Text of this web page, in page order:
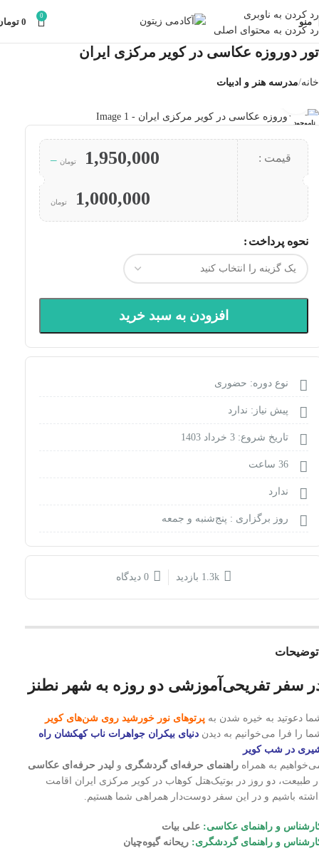
رد کردن به ناوبری
رد کردن به محتوای اصلی
منو
0
0
تور دو‌روزه عکاسی در کویر مرکزی ایران
خانه مدرسه هنر و ادبیات
ناموجود
قیمت : 1,950,000 تومان –
1,000,000 تومان
نحوه پرداخت
افزودن به سبد خرید
نوع دوره: حضوری
پیش نیاز: ندارد
تاریخ شروع: 3 خرداد 1403
36 ساعت
ندارد
روز برگزاری : پنج‌شنبه و جمعه
1.3k بازدید 0 دیدگاه
توضیحات
سفر تفریحی‌آموزشی دو روزه به شهر نطنز
دعوتید به خیره شدن به پرتوهای نور خورشید روی شن‌های کویر
را فرا می‌خوانیم به دیدن دنیای بیکران جواهرات ناب کهکشان راه
در شب کویر
به همراه راهنمای حرفه‌ای گردشگری و لیدر حرفه‌ای عکاسی
طبیعت، دو روز در بوتیک‌هتل کوهاب در کویر مرکزی ایران اقامت
باشیم و در این سفر دوست‌دار همراهی شما هستیم.
و راهنمای عکاسی: علی بیات
و راهنمای گردشگری: ریحانه گیوه‌چیان